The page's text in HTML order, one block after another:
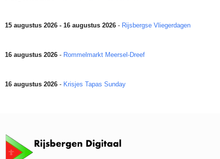
15 augustus 2026 - 16 augustus 2026 - Rijsbergse Vliegerdagen
16 augustus 2026 - Rommelmarkt Meersel-Dreef
16 augustus 2026 - Krisjes Tapas Sunday